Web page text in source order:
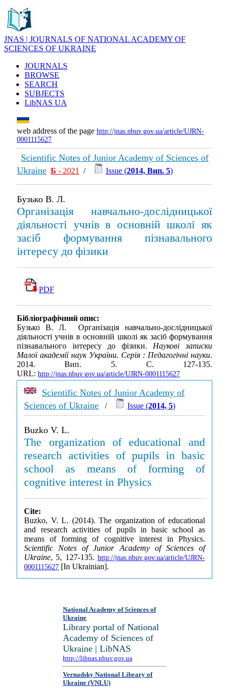
JNAS | JOURNALS OF NATIONAL ACADEMY OF
SCIENCES OF UKRAINE
JOURNALS
BROWSE
SEARCH
SUBJECTS
LibNAS UA
web address of the page http://jnas.nbuv.gov.ua/article/UJRN-
0001115627
Scientific Notes of Junior Academy of Sciences of
Ukraine Б - 2021 / Issue (2014, Вип. 5)
Бузько В. Л.
Організація навчально-дослідницької
діяльності учнів в основній школі як
засіб формування пізнавального
інтересу до фізики
PDF
Бібліографічний опис:
Бузько В. Л. Організація навчально-дослідницької
діяльності учнів в основній школі як засіб формування
пізнавального інтересу до фізики.Наукові записки
Малої академії наук України. Серія : Педагогічні науки.
2014. Вип. 5. С. 127-135.
URL: http://jnas.nbuv.gov.ua/article/UJRN-0001115627
Scientific Notes of Junior Academy of
Sciences of Ukraine / Issue (2014, 5)
Buzko V. L.
The organization of educational and
research activities of pupils in basic
school as means of forming of
cognitive interest in Physics
Cite:
Buzko, V. L. (2014). The organization of educational
and research activities of pupils in basic school as
means of forming of cognitive interest in Physics.
Scientific Notes of Junior Academy of Sciences of
Ukraine, 5, 127-135. http://jnas.nbuv.gov.ua/article/UJRN-
0001115627 [In Ukrainian].
National Academy of Sciences of
Ukraine
Library portal of National
Academy of Sciences of
Ukraine | LibNAS
http://libnas.nbuv.gov.ua
Vernadsky National Library of
Ukraine (VNLU)